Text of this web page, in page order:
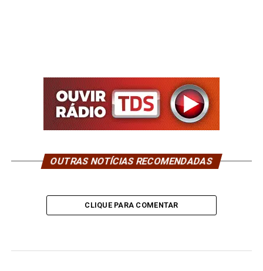
OUTRAS NOTÍCIAS RECOMENDADAS
CLIQUE PARA COMENTAR